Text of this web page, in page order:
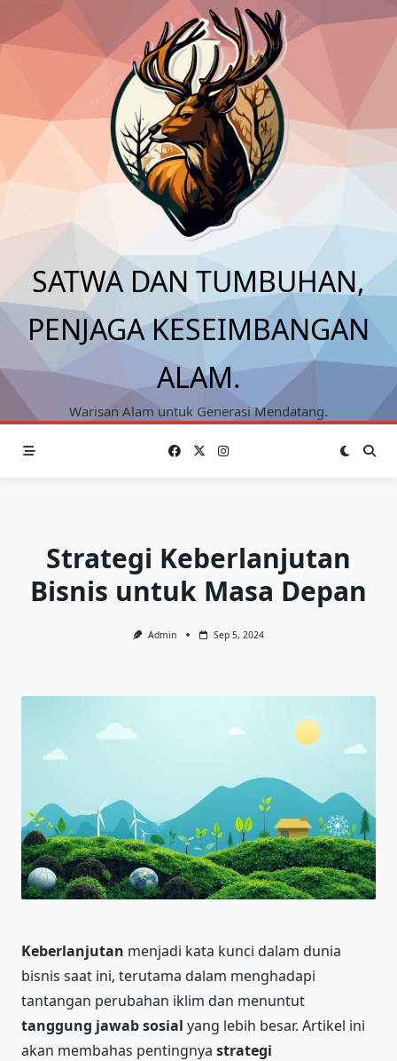
content
SATWA DAN TUMBUHAN,
PENJAGA KESEIMBANGAN
ALAM.
Warisan Alam untuk Generasi Mendatang.
Strategi Keberlanjutan
Bisnis untuk Masa Depan
Admin Sep 5, 2024
Keberlanjutan menjadi kata kunci dalam dunia
bisnis saat ini, terutama dalam menghadapi
tantangan perubahan iklim dan menuntut
tanggung jawab sosial yang lebih besar. Artikel ini
akan membahas pentingnya strategi